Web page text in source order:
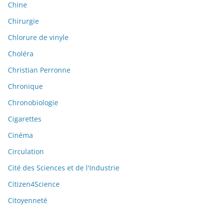
Chine
Chirurgie
Chlorure de vinyle
Choléra
Christian Perronne
Chronique
Chronobiologie
Cigarettes
Cinéma
Circulation
Cité des Sciences et de l'Industrie
Citizen4Science
Citoyenneté